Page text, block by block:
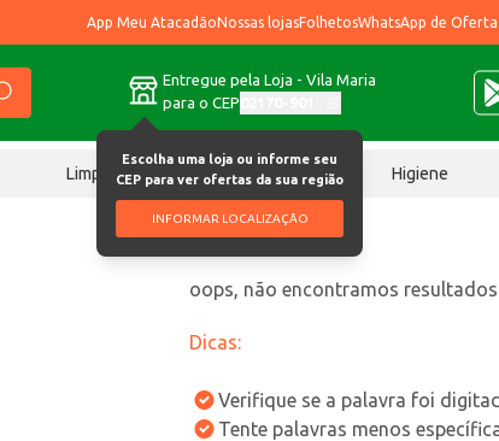
App Meu AtacadãoNossas lojasFolhetosWhatsApp de
Entregue pela Loja - Vila Maria
para o CEP
Escolha uma loja ou informe seu
CEP para ver ofertas da sua região
INFORMAR LOCALIZAÇÃO
Limpeza Chocolates Higiene
oops, não encontramos
Dicas:
Verifique se a palavra foi
Tente palavras menos